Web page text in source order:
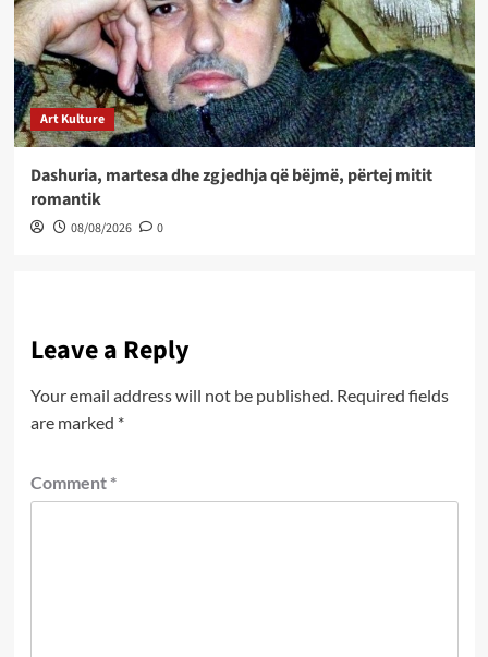
Art Kulture
Dashuria, martesa dhe zgjedhja që bëjmë, përtej mitit
romantik
08/08/2026 0
Leave a Reply
Your email address will not be published. Required fields
are marked *
Comment *